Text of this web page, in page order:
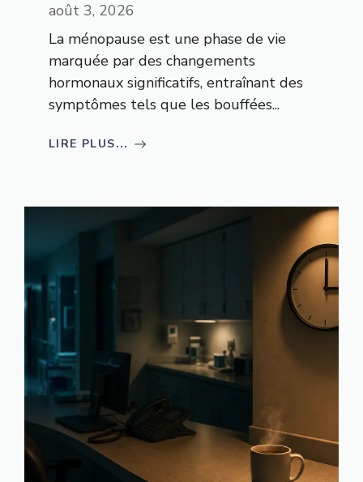
août 3, 2026
La ménopause est une phase de vie
marquée par des changements
hormonaux significatifs, entraînant des
symptômes tels que les bouffées...
LIRE PLUS...